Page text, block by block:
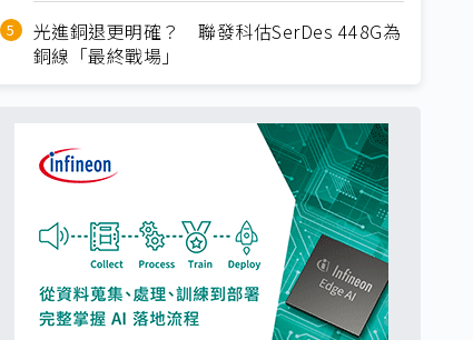
光進銅退更明確？ 聯發科估SerDes 448G為
銅線「最終戰場」